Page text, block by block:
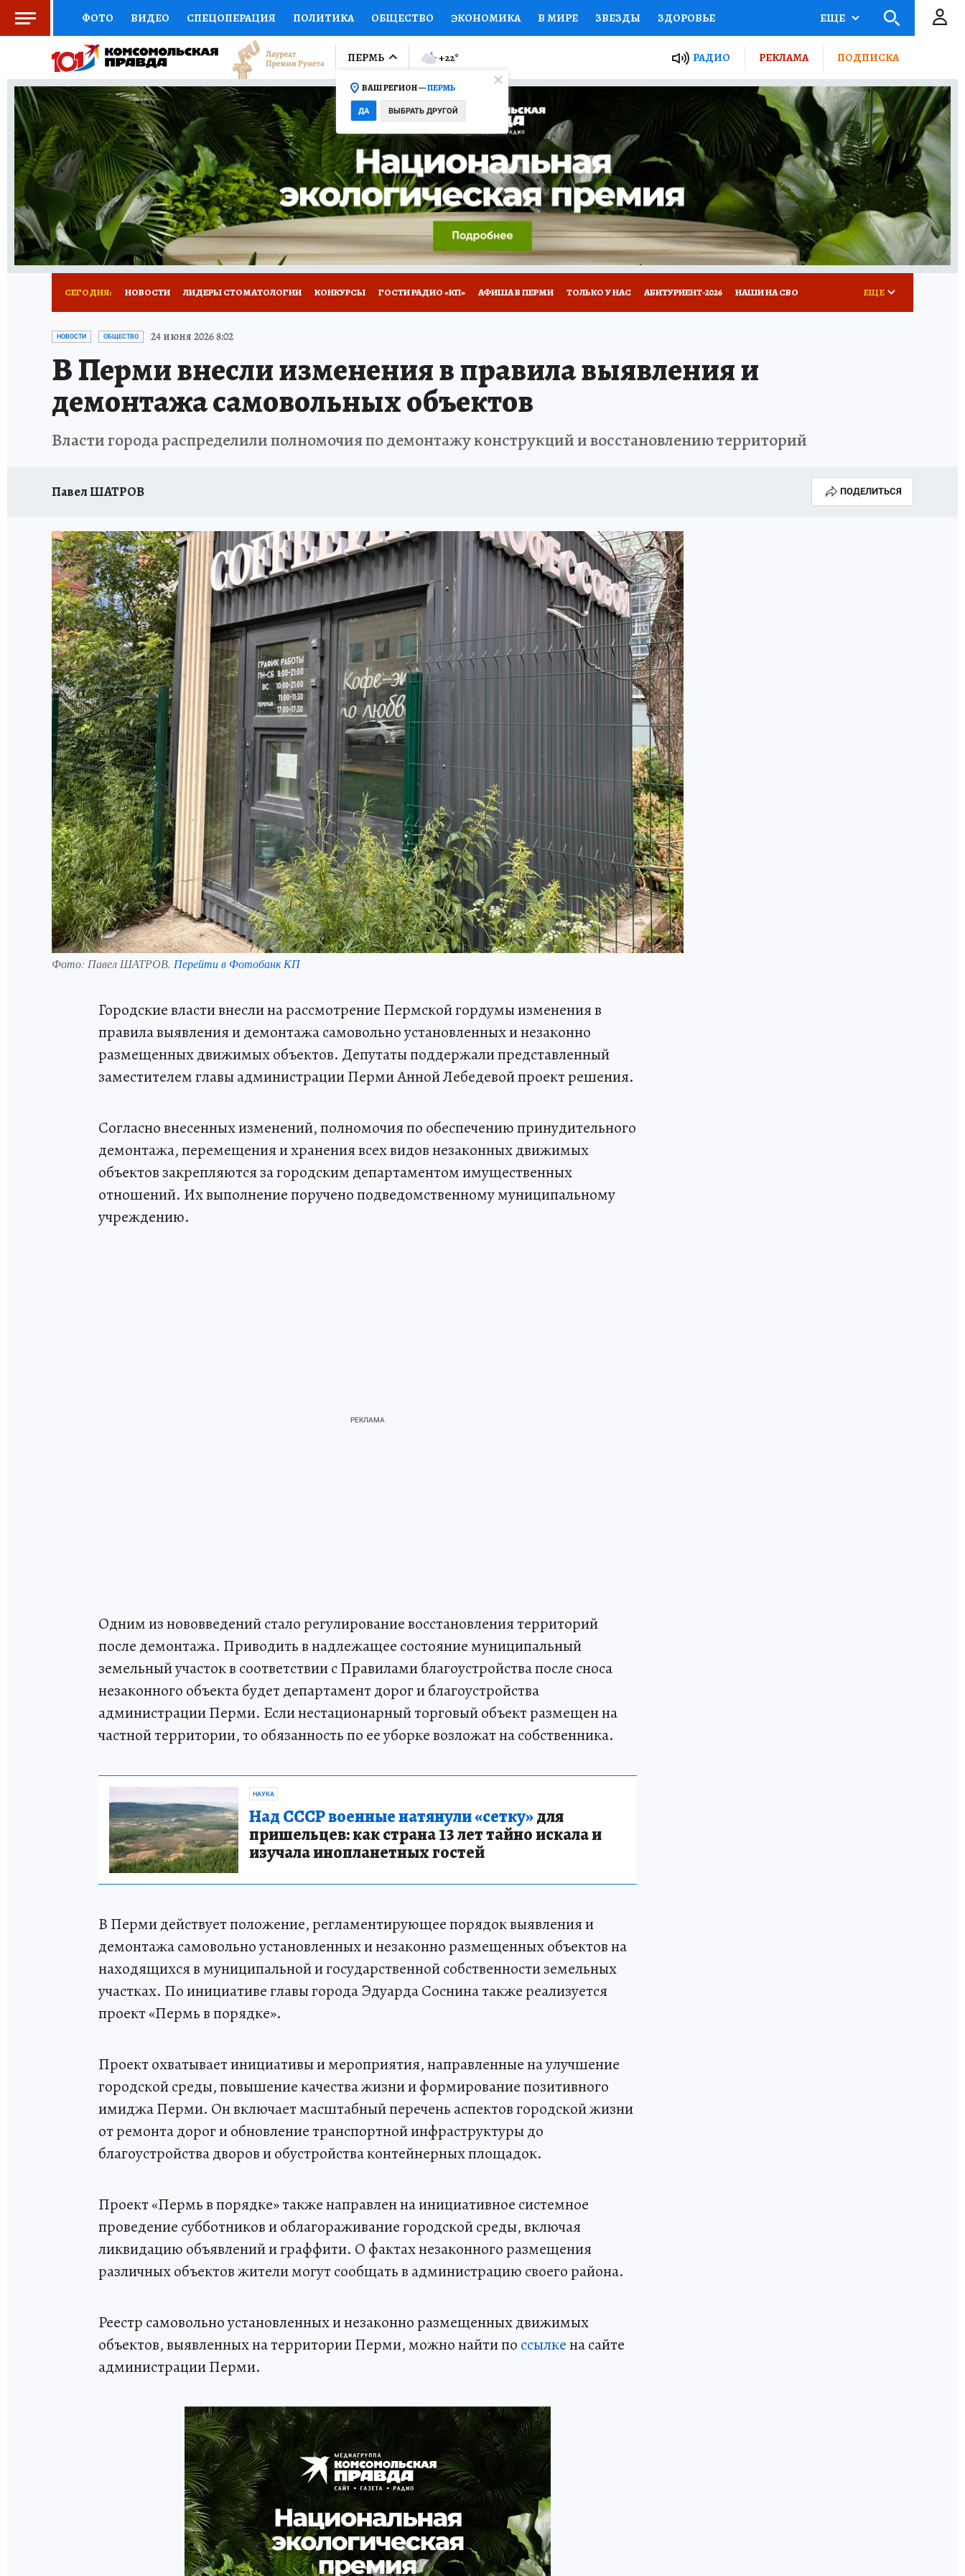
ФОТО ВИДЕО СПЕЦОПЕРАЦИЯ ПОЛИТИКА ОБЩЕСТВО ЭКОНОМИКА В МИРЕ ЗВЕЗДЫ ЗДОРОВЬЕ
СОЦПОДДЕРЖКА НАУКА СПОРТ КОЛУМНИСТЫ ПРОИСШЕСТВИЯ НАЦИОНАЛЬНЫЕ ПРОЕКТЫ РОССИИ
ВЫБОР ЭКСПЕРТОВ ДОКТОР ФИНАНСЫ ОТКРЫВАЕМ МИР Я ЗНАЮ СЕМЬЯ ЖЕНСКИЕ СЕКРЕТЫ ПУТЕВОДИТЕЛЬ
КНИЖНАЯ ПОЛКА ПРОГНОЗЫ НА СПОРТ ПРОМОКОДЫ СЕРИАЛЫ СПЕЦПРОЕКТЫ ДЕФИЦИТ ЖЕЛЕЗА ТУРИЗМ
ПРЕСС-ЦЕНТР НЕДВИЖИМОСТЬ ТЕЛЕВИЗОР КОЛЛЕКЦИИ КОНКУРСЫ РАБОТА У НАС ГИД ПОТРЕБИТЕЛЯ ВСЕ О КП
РАДИО КП РЕКЛАМА ТЕСТЫ НОВОЕ НА САЙТЕ
ЕЩЕ
ПЕРМЬ
ВАШ РЕГИОН —ПЕРМЬ
ДА ВЫБРАТЬ ДРУГОЙ
+22° РАДИО РЕКЛАМА ПОДПИСКА
СЕГОДНЯ: НОВОСТИ ЛИДЕРЫ СТОМАТОЛОГИИ КОНКУРСЫ ГОСТИ РАДИО «КП» АФИША В ПЕРМИ ТОЛЬКО У НАС АБИТУРИЕНТ-2026 НАШИ НА СВО
ВОЕНКОРЫ УКРАИНА: СВОДКА
СНЕГОПАД ВЕКА НАСТОЯЩИЕ ЛЮДИ ОТДЫХ В РОССИИ ЗАПОВЕДНАЯ РОССИЯ ГЕРОИ В БЕЛЫХ ХАЛАТАХ ВЫБОРЫ ГУБЕРНАТОРА
КЛИНИКА ГОДА 2025 ПРОИСШЕСТВИЯ НАСТОЯЩИЕ ЛЮДИ ПРОПАЛИ 13 ТУРИСТОВ
ИСПЫТАНО НА СЕБЕ КЛИНИКА ГОДА-2024
ЕЩЕ
НОВОСТИ ОБЩЕСТВО 24 июня 2026 8:02
В Перми внесли изменения в правила выявления и
демонтажа самовольных объектов
Власти города распределили полномочия по демонтажу конструкций и восстановлению территорий
Павел ШАТРОВ ПОДЕЛИТЬСЯ
Фото: Павел ШАТРОВ. Перейти в Фотобанк КП
Городские власти внесли на рассмотрение Пермской гордумы изменения в
правила выявления и демонтажа самовольно установленных и незаконно
размещенных движимых объектов. Депутаты поддержали представленный
заместителем главы администрации Перми Анной Лебедевой проект решения.
Согласно внесенных изменений, полномочия по обеспечению принудительного
демонтажа, перемещения и хранения всех видов незаконных движимых
объектов закрепляются за городским департаментом имущественных
отношений. Их выполнение поручено подведомственному муниципальному
учреждению.
Одним из нововведений стало регулирование восстановления территорий
после демонтажа. Приводить в надлежащее состояние муниципальный
земельный участок в соответствии с Правилами благоустройства после сноса
незаконного объекта будет департамент дорог и благоустройства
администрации Перми. Если нестационарный торговый объект размещен на
частной территории, то обязанность по ее уборке возложат на собственника.
НАУКА
Над СССР военные натянули «сетку»для
пришельцев: как страна 13 лет тайно искала и
изучала инопланетных гостей
В Перми действует положение, регламентирующее порядок выявления и
демонтажа самовольно установленных и незаконно размещенных объектов на
находящихся в муниципальной и государственной собственности земельных
участках. По инициативе главы города Эдуарда Соснина также реализуется
проект «Пермь в порядке».
Проект охватывает инициативы и мероприятия, направленные на улучшение
городской среды, повышение качества жизни и формирование позитивного
имиджа Перми. Он включает масштабный перечень аспектов городской жизни
от ремонта дорог и обновление транспортной инфраструктуры до
благоустройства дворов и обустройства контейнерных площадок.
Проект «Пермь в порядке» также направлен на инициативное системное
проведение субботников и облагораживание городской среды, включая
ликвидацию объявлений и граффити. О фактах незаконного размещения
различных объектов жители могут сообщать в администрацию своего района.
Реестр самовольно установленных и незаконно размещенных движимых
объектов, выявленных на территории Перми, можно найти по ссылкена сайте
администрации Перми.